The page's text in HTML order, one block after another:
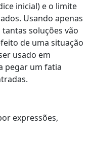
inicial) e o limite
Usando apenas
soluções vão
de uma situação
usado em
pegar um fatia
expressões,